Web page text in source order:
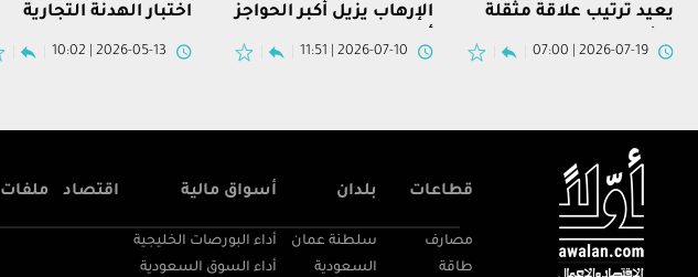
يعيد ترتيب علاقة مثقلة
2026-07-19 | 07:00
الإرهاب يزيل أكبر الحواجز
المالي الدولي
2026-07-10 | 11:51
اختبار الهدنة التجارية
2026-05-13 | 10:02
قطاعات
مصارف
طاقة
بلدان
سلطنة عمان
السعودية
أسواق مالية
أداء البورصات الخليجية
أداء السوق السعودية
اقتصاد ملفات